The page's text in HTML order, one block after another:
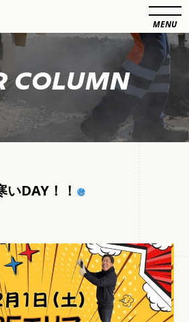
COLUMN
DAY！！